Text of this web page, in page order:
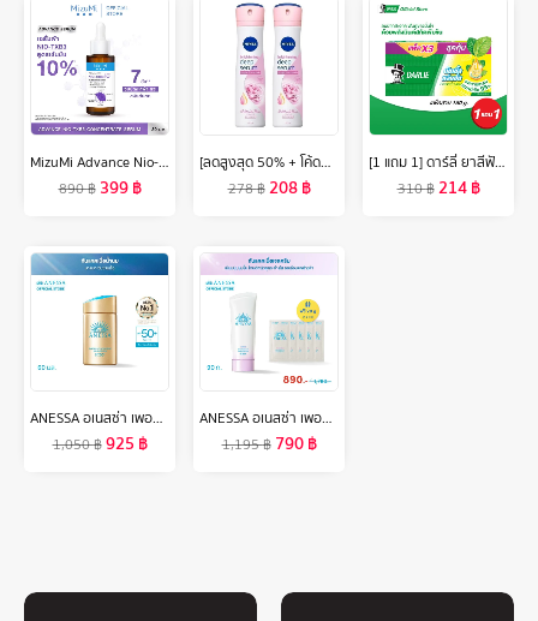
MizuMi Advance Nio-TXB3 Concentrate Serum 30 ml เซรั่มฝ้า สูตรเข้มข้น 10% ลดเลือนฝ้าหนา ฝ้าแดด กระ ที่ฝังลึก ให้จางลง
890฿ 399฿
[ลดสูงสุด 50% + โค้ดลดเพิ่ม 20%]นีเวีย ดีโอ สเปรย์ ฮอกไกโด โรส สำหรับผู้หญิง 150 มล. 2 ชิ้น NIVEA
278฿208฿
[1 แถม 1] ดาร์ลี่ ยาสีฟัน ดับเบิ้ล แอ็คชั่น 150 กรัม [แพ็ค 3] รวม 2 กล่อง
310฿214฿
ANESSA อเนสซ่า เพอร์เฟค ยูวี ซันสกรีน สกินแคร์ มิลค์ NA SPF50+ PA++++ 60 มล. (กันแดดเนื้อน้ำนม บางเบาสบายผิว)
1,050฿925 ฿
ANESSA อเนสซ่า เพอร์เฟค ยูวี ซันสกรีน สกินแคร์ ไบรท์เทนนิ่ง เจล N SPF50+ PA++++ 90 กรัม ฟรี 20 กรัม (4ก. x 5 ชิ้น)
1,195฿ 790฿